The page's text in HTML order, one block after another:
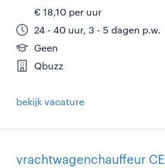
€ 18,10 per uur
24 - 40 uur, 3 - 5 dagen p.w.
Geen
Qbuzz
bekijk vacature
vrachtwagenchauffeur CE